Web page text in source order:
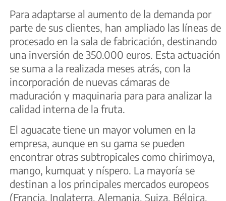
Para adaptarse al aumento de la demanda por
parte de sus clientes, han ampliado las líneas de
procesado en la sala de fabricación, destinando
una inversión de 350.000 euros. Esta actuación
se suma a la realizada meses atrás, con la
incorporación de nuevas cámaras de
maduración y maquinaria para para analizar la
calidad interna de la fruta.
El aguacate tiene un mayor volumen en la
empresa, aunque en su gama se pueden
encontrar otras subtropicales como chirimoya,
mango, kumquat y níspero. La mayoría se
destinan a los principales mercados europeos
(Francia, Inglaterra, Alemania, Suiza, Bélgica,